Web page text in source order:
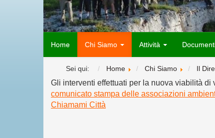
Home Chi Siamo Attività
Sei qui: Home Chi Siamo Il
Gli interventi effettuati per la nuova viabilità
comunicato stampa delle associazioni
Chiamami Città